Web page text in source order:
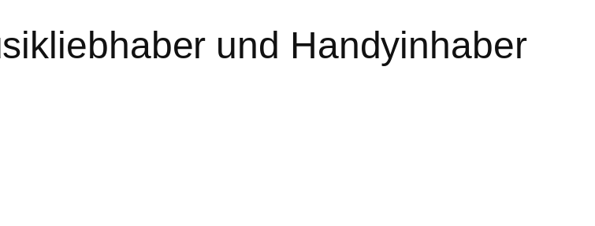
und Handyinhaber